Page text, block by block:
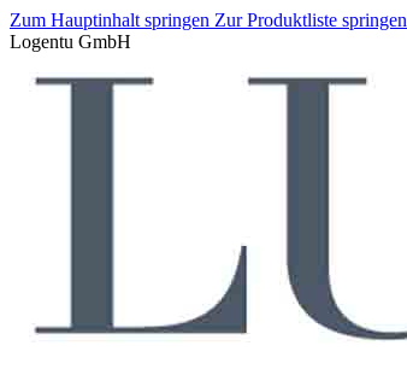
Zum Hauptinhalt springen Zur Produktliste springen
Logentu GmbH